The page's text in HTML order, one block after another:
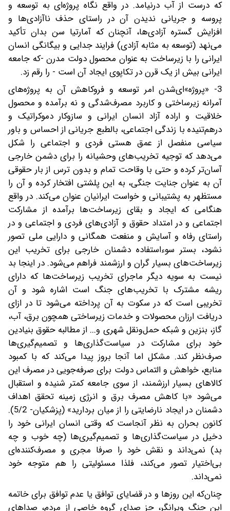
که درست از آب درنیامد. در واقع نگاه پروژه‌ای به توسعه و
پروسه و جریانی ندیدن آن در راستای حذف ناآزادی‌ها ‌و
افزایش گستره آزادی‌ها، آنچنان که آمارتیا سن بدان تأکید
می‌نهد (توسعه به مثابه آزادی) فرایند جدایی و بیگانگی انسان
ایرانی را با زیرساخت به عنوان محصول دولت مدرن -که جامعه
ایرانی بیش از یک قرن در تکاپوی ایجاد آن است - را رقم زد.
3- «پروژه»ای‌شدن امر توسعه و فروکاهش آن به پروژه‌های
آمرانه زیرساختی و کاربرد مصرف‌شدگی و نه برآمده و محصول
خلاقیت و اراده آزاد انسان ایرانی و سازوکار دموکراتیک و
درهم‌تنیده با زندگی اجتماعی، بالطبع جریانی از احساس و باور
سیاسی منفصل از عمق هستی فردی و اجتماعی را شکل
می‌دهد که توجیه تخریب‌های وحشیانه را برای دشمن خارجی
آسان‌تر کرده و حتی با وقاحت تمام و بدون ترس از بار حقوقی
آن به عنوان جنایت جنگی، به این پلشتی افتخار کرده و آن را
مستظهر به پشتیبانی و خواست ایرانیان عنوان می‌کند. در واقع
هنگامی که ایجاد و بقای زیرساخت‌ها برآمده از مشارکت
اجتماعی و در امتداد حقوق و آزادی‌های فردی و اجتماعی و در
راستای رفاه و آسایش و منفعت همگانی و دارایی ملی تصور
نشود، بستر سوءاستفاده دشمنان خارجی برای تخریب این
زیرساخت‌های بسیار گران و ارزشمند فراهم می‌شود. در اینجا بد
نیست به سویه دیگر ماجرای تخریب زیرساخت‌ها که دارای
ریشه مشترک با تخریب‌های جنگ است اشاره شود و آن
تخریبی است که در سکوت به آن پرداخته می‌شود تا در ازای
دریافت ارزان محصولات و خدمات زیرساختی همچون برق، آب،
گاز، بنزین و شبکه حمل‌ونقل شهری و... از مطالبه حقوق بنیادین
خود برای مشارکت در سیاست‌گذاری‌ها و تصمیم‌گیری‌ها
صرف‌نظر کند. مشکل اما آنجا بروز پیدا می‌کند که با کمبود
منابع، خواهش و التماس دولت برای صرفه‌جویی در مصرف این
کالاهای بسیار ارزشمند، از سوی جامعه کمتر شنیده و استقبال
می‌شود «با کاهش مصرف برق و انرژی زمینه تحقق اهداف
دشمنان در ایجاد نارضایتی را از میان بردارید» (پزشکیان- 5/2).
کانون بحران به نظر آنجاست که وقتی انسان ایرانی خود را
دخیل در سیاست‌گذاری‌ها و تصمیم‌گیری‌ها (چه خوب و چه
بد) نمی‌داند و نقش خود را صرفا مجری و مصرف‌کننده‌ای
بی‌اختیار تصور می‌کند، فلذا مسئولیتی را هم متوجه خود
نمی‌داند.
چنان‌که این روزها و در قضایای توافق یا عدم توافق برای خاتمه
این جنگ ویرانگر، جز صدای گروه خاصی از مردم، صداهای